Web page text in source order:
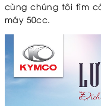
cùng chúng tôi tìm
máy 50cc.